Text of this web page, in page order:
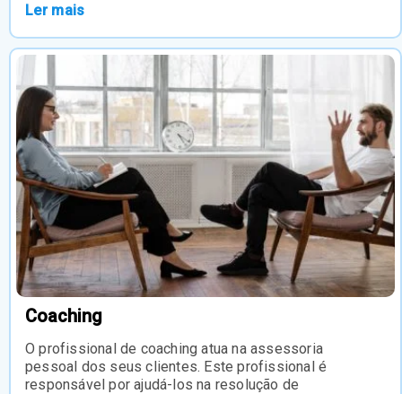
Ler mais
Coaching
O profissional de coaching atua na assessoria
pessoal dos seus clientes. Este profissional é
responsável por ajudá-los na resolução de